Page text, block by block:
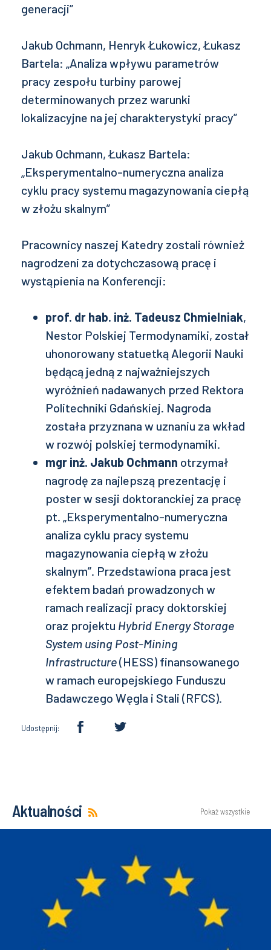
generacji”
Jakub Ochmann, Henryk Łukowicz, Łukasz
Bartela: „Analiza wpływu parametrów
pracy zespołu turbiny parowej
determinowanych przez warunki
lokalizacyjne na jej charakterystyki pracy”
Jakub Ochmann, Łukasz Bartela:
„Eksperymentalno-numeryczna analiza
cyklu pracy systemu magazynowania ciepłą
w złożu skalnym”
Pracownicy naszej Katedry zostali również
nagrodzeni za dotychczasową pracę i
wystąpienia na Konferencji:
prof. dr hab. inż. Tadeusz Chmielniak,
Nestor Polskiej Termodynamiki, został
uhonorowany statuetką Alegorii Nauki
będącą jedną z najważniejszych
wyróżnień nadawanych przed Rektora
Politechniki Gdańskiej. Nagroda
została przyznana w uznaniu za wkład
w rozwój polskiej termodynamiki.
mgr inż. Jakub Ochmann otrzymał
nagrodę za najlepszą prezentację i
poster w sesji doktoranckiej za pracę
pt. „Eksperymentalno-numeryczna
analiza cyklu pracy systemu
magazynowania ciepłą w złożu
skalnym”. Przedstawiona praca jest
efektem badań prowadzonych w
ramach realizacji pracy doktorskiej
oraz projektu Hybrid Energy Storage
System using Post-Mining
Infrastructure(HESS) finansowanego
w ramach europejskiego Funduszu
Badawczego Węgla i Stali (RFCS).
Udostępnij:
Aktualności Pokaż wszystkie